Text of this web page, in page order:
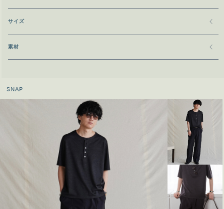
サイズ
素材
SNAP